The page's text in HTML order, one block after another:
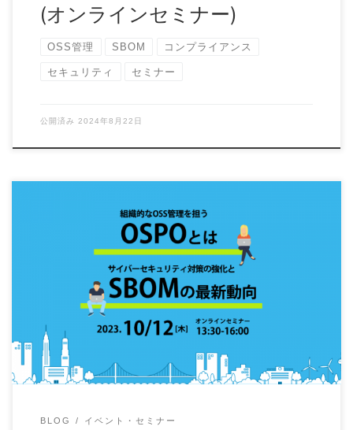
(オンラインセミナー)
OSS管理 SBOM コンプライアンス
セキュリティ セミナー
公開済み 2024年8月22日
ソフトウェア開発に必要不可欠といえるOSSの利用におい
て、今注目を浴びているのがSBOMです。SBO […]
BLOG イベント・セミナー